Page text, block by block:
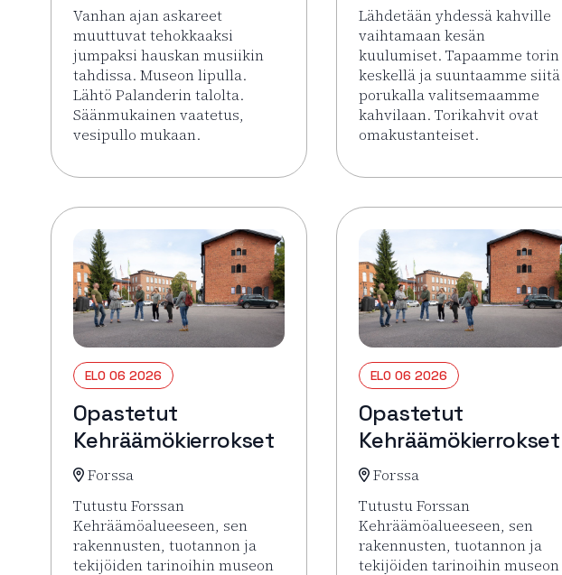
Vanhan ajan askareet
muuttuvat tehokkaaksi
jumpaksi hauskan musiikin
tahdissa. Museon lipulla.
Lähtö Palanderin talolta.
Säänmukainen vaatetus,
vesipullo mukaan.
Lue lisää tapahtumasta Pirren piikajumppa
Lähdetään yhdessä kahville
vaihtamaan kesän
kuulumiset. Tapaamme torin
keskellä ja suuntaamme siitä
porukalla valitsemaamme
kahvilaan. Torikahvit ovat
omakustanteiset.
Lue lisää tapahtumasta
ELO 06 2026
Opastetut
Kehräämökierrokset
Forssa
Tutustu Forssan
Kehräämöalueeseen, sen
rakennusten, tuotannon ja
tekijöiden tarinoihin museon
ELO 06 2026
Opastetut
Kehräämökierrokset
Forssa
Tutustu Forssan
Kehräämöalueeseen, sen
rakennusten, tuotannon ja
tekijöiden tarinoihin museon